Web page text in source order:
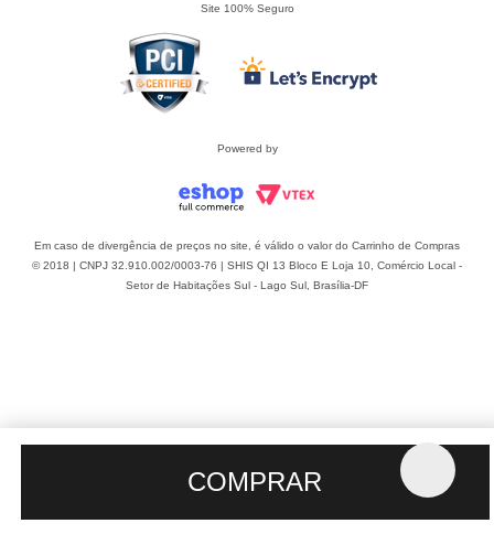
Site 100% Seguro
Powered by
Em caso de divergência de preços no site, é válido o valor do Carrinho de Compras
© 2018 | CNPJ 32.910.002/0003-76 | SHIS QI 13 Bloco E Loja 10, Comércio Local -
Setor de Habitações Sul - Lago Sul, Brasília-DF
COMPRAR